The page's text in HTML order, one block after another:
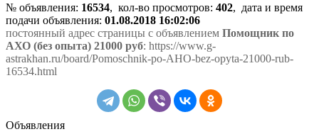
№ объявления: 16534, кол-во просмотров: 402, дата и время
подачи объявления: 01.08.2018 16:02:06
постоянный адрес страницы с объявлением Помощник по
АХО (без опыта) 21000 руб: https://www.g-
astrakhan.ru/board/Pomoschnik-po-AHO-bez-opyta-21000-rub-
16534.html
Объявления